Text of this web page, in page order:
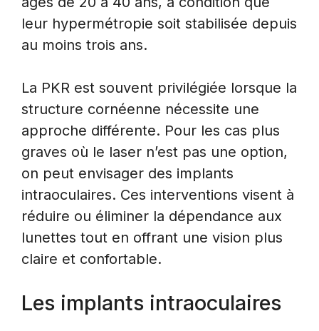
leur hypermétropie soit stabilisée depuis
au moins trois ans.
La PKR est souvent privilégiée lorsque la
structure cornéenne nécessite une
approche différente. Pour les cas plus
graves où le laser n’est pas une option,
on peut envisager des implants
intraoculaires. Ces interventions visent à
réduire ou éliminer la dépendance aux
lunettes tout en offrant une vision plus
claire et confortable.
Les implants intraoculaires